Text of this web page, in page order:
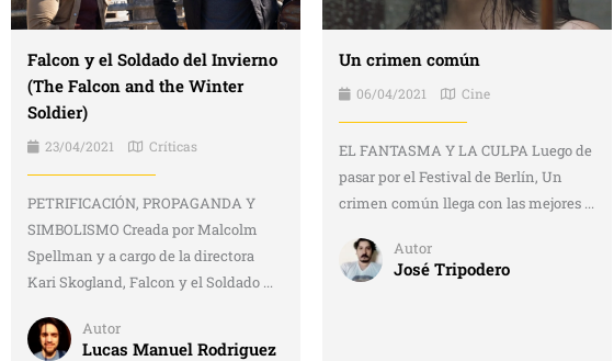
Falcon y el Soldado del Invierno
(The Falcon and the Winter
Soldier)
23/04/2021 Críticas
PETRIFICACIÓN, PROPAGANDA Y
SIMBOLISMO Creada por Malcolm
Spellman y a cargo de la directora
Kari Skogland, Falcon y el Soldado ...
Autor
Lucas Manuel Rodriguez
Un crimen común
06/04/2021 Cine
EL FANTASMA Y LA CULPA Luego de
pasar por el Festival de Berlín, Un
crimen común llega con las mejores ...
Autor
José Tripodero